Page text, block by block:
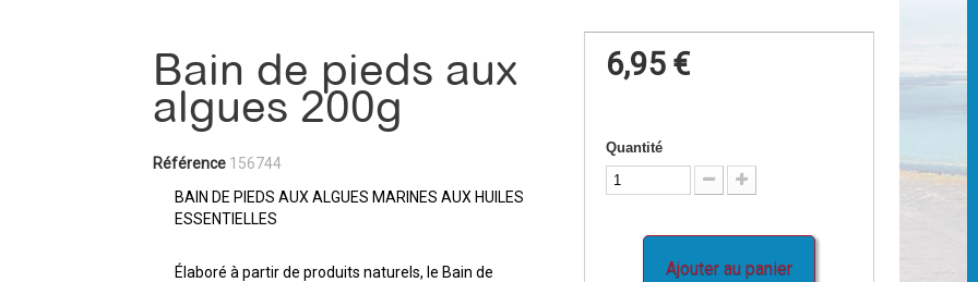
Bain de pieds aux
algues 200g
Référence 156744
BAIN DE PIEDS AUX ALGUES MARINES AUX HUILES
ESSENTIELLES
Élaboré à partir de produits naturels, le Bain de
6,95 €
Quantité
Ajouter au panier